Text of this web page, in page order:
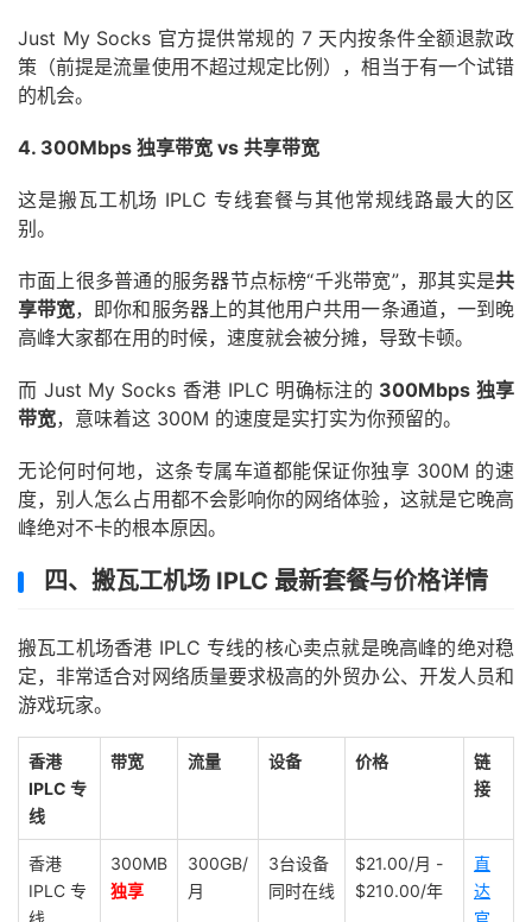
Just My Socks 官方提供常规的 7 天内按条件全额退款政
策（前提是流量使用不超过规定比例），相当于有一个试错
的机会。
4. 300Mbps 独享带宽 vs 共享带宽
这是搬瓦工机场 IPLC 专线套餐与其他常规线路最大的区
别。
市面上很多普通的服务器节点标榜“千兆带宽”，那其实是共
享带宽，即你和服务器上的其他用户共用一条通道，一到晚
高峰大家都在用的时候，速度就会被分摊，导致卡顿。
而 Just My Socks 香港 IPLC 明确标注的 300Mbps 独享
带宽，意味着这 300M 的速度是实打实为你预留的。
无论何时何地，这条专属车道都能保证你独享 300M 的速
度，别人怎么占用都不会影响你的网络体验，这就是它晚高
峰绝对不卡的根本原因。
四、搬瓦工机场 IPLC 最新套餐与价格详情
搬瓦工机场香港 IPLC 专线的核心卖点就是晚高峰的绝对稳
定，非常适合对网络质量要求极高的外贸办公、开发人员和
游戏玩家。
香港
IPLC 专
线
带宽 流量 设备 价格
链
接
香港
IPLC 专
300MB
独享
300GB/
月
3台设备
同时在线
$21.00/月 -
$210.00/年
直
达